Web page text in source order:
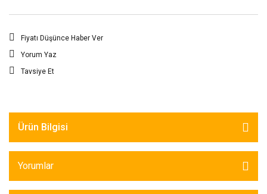
Fiyatı Düşünce Haber Ver
Yorum Yaz
Tavsiye Et
Ürün Bilgisi
Yorumlar